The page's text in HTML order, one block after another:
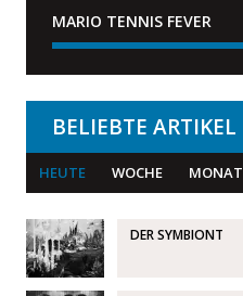
MARIO TENNIS FEVER
BELIEBTE ARTIKEL
HEUTE WOCHE MONAT
DER SYMBIONT